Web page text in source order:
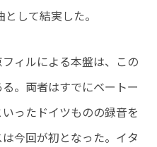
して結実した。
ィルによる本盤は、この
。両者はすでにベートー
ったドイツものの録音を
今回が初となった。イタ